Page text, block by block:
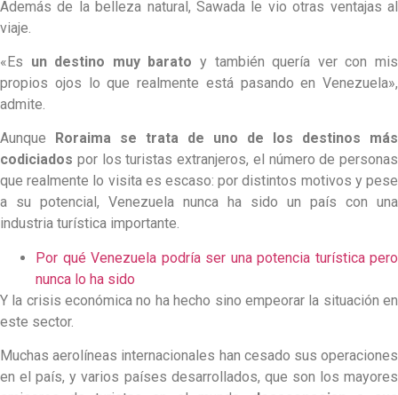
Además de la belleza natural, Sawada le vio otras ventajas al
viaje.
«Es un destino muy barato y también quería ver con mis
propios ojos lo que realmente está pasando en Venezuela»,
admite.
Aunque Roraima se trata de uno de los destinos más
codiciados por los turistas extranjeros, el número de personas
que realmente lo visita es escaso: por distintos motivos y pese
a su potencial, Venezuela nunca ha sido un país con una
industria turística importante.
Por qué Venezuela podría ser una potencia turística pero
nunca lo ha sido
Y la crisis económica no ha hecho sino empeorar la situación en
este sector.
Muchas aerolíneas internacionales han cesado sus operaciones
en el país, y varios países desarrollados, que son los mayores